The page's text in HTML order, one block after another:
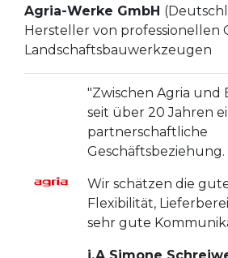
Agria-Werke GmbH
Hersteller von professionellen
Landschaftsbauwerkzeugen
"Zwischen Agria und
seit über 20 Jahren
partnerschaftliche
Geschäftsbeziehung.
Wir schätzen die
Flexibilität,
sehr gute